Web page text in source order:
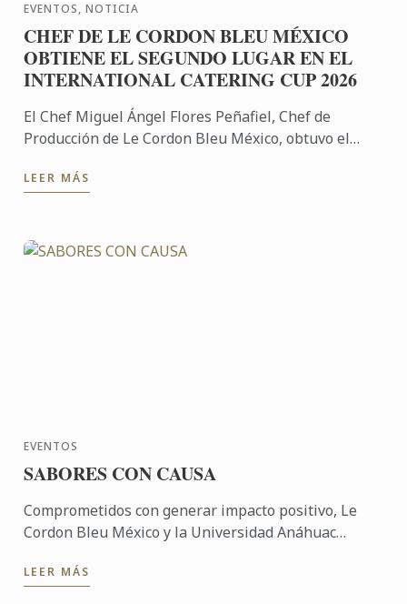
EVENTOS, NOTICIA
CHEF DE LE CORDON BLEU MÉXICO
OBTIENE EL SEGUNDO LUGAR EN EL
INTERNATIONAL CATERING CUP 2026
El Chef Miguel Ángel Flores Peñafiel, Chef de
Producción de Le Cordon Bleu México, obtuvo el
2026, destacando el ...
LEER MÁS
EVENTOS
SABORES CON CAUSA
Comprometidos con generar impacto positivo, Le
Cordon Bleu México y la Universidad Anáhuac
gastronómica solidaria que ...
LEER MÁS